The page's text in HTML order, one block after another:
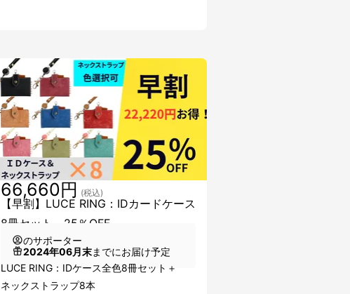
【早割】LUCE RING：IDカードケース
8冊セット 25％OFF
66,660円 (税込)
のサポーター
2024年06月末までにお届け予定
LUCE RING：IDケース全色8冊セット＋
ネックストラップ8本